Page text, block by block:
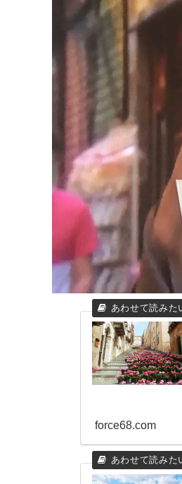
force68.com